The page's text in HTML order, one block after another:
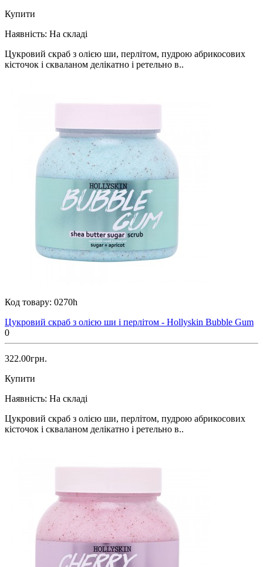
Купити
Наявність: На складі
Цукровий скраб з олією ши, перлітом, пудрою абрикосових
кісточок і скваланом делікатно і ретельно в..
Код товару: 0270h
Цукровий скраб з олією ши і перлітом - Hollyskin Bubble Gum
0
322.00грн.
Купити
Наявність: На складі
Цукровий скраб з олією ши, перлітом, пудрою абрикосових
кісточок і скваланом делікатно і ретельно в..